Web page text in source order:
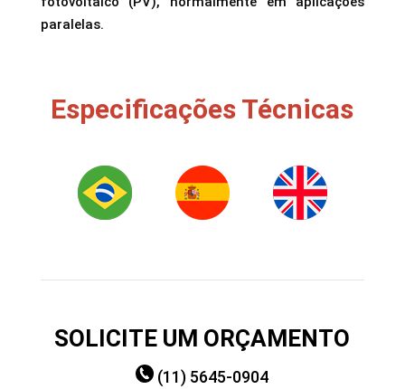
paralelas.
Especificações Técnicas
SOLICITE UM ORÇAMENTO
(11) 5645-0904